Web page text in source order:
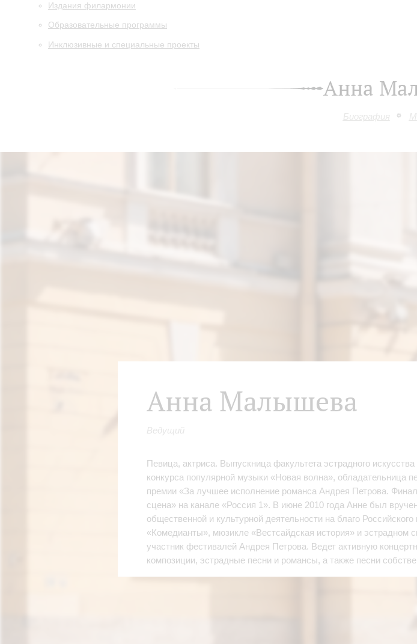
Издания филармонии
Образовательные программы
Инклюзивные и специальные проекты
Анна
Биография
Анна Малышева
Ведущий
Певица, актриса. Выпускница факультета эстрадного
конкурса популярной музыки «Новая волна», обладательница
премии «За лучшее исполнение романса Андрея Петрова.
сцена» на канале «Россия 1». В июне 2010 года Анне был
общественной и культурной деятельности на благо
«Комедианты», мюзикле «Вестсайдская история» и эстрадном
участник фестивалей Андрея Петрова. Ведет активную
композиции, эстрадные песни и романсы, а также песни